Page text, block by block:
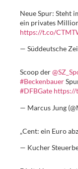
Neue Spur: Steht
ein privates
https://t.co/
— Süddeutsche
Scoop der
#Beckenbauer
#DFBGate https://
— Marcus Jung
„Cent: ein Euro
— Kucher